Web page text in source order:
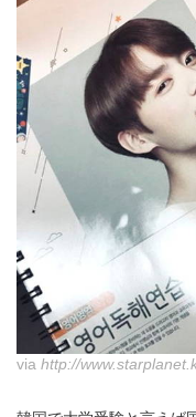
via http://